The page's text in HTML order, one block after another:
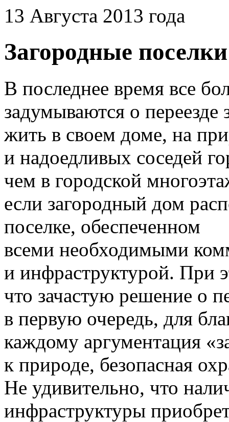
13 Августа 2013 года
Загородные
В последнее время все
задумываются о
жить в своем доме, на
и надоедливых соседей
чем в городской
если загородный дом
поселке, обеспеченном
всеми необходимыми
и инфраструктурой. При
что зачастую решение о
в первую очередь, для
каждому аргументация
к природе, безопасная
Не удивительно, что
инфраструктуры